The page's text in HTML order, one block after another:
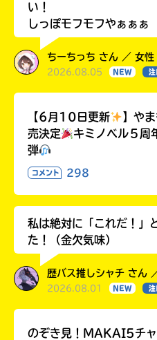
い！
しっぽモフモフやぁぁぁ
ちーちっち さん ／ 女
2026.08.05 NEW
【6月10日更新
】や
売決定
キミノベル５周
弾
コメント 298
私は絶対に「これだ！」
た！（金欠気味）
歴バス推しシャチ さん
2026.08.01 NEW
のぞき見！MAKAI5チャ